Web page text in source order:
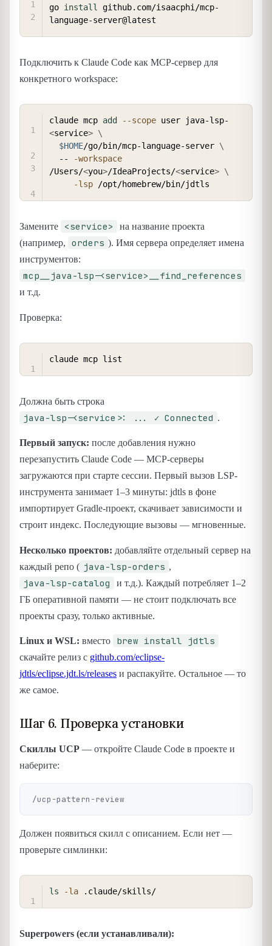
go install
github.com/isaacphi/mcp-
Подключить к Claude Code как MCP-сервер для
конкретного workspace:
claude mcp add --scope user java-lsp-
<service> \
$HOME/go/bin/mcp-language-server \
  --
-workspace
/Users/<you>/IdeaProjects/<service> \
-lsp
Замените <service>
на название проекта
(например,
orders ). Имя сервера определяет имена
инструментов:
mcp__java-lsp-<service>__find_references
и т.д.
Проверка:
Должна быть строка
java-lsp-<service>: ... ✓ Connected .
Первый запуск: после добавления нужно
перезапустить Claude Code — MCP-серверы
загружаются при старте сессии. Первый вызов LSP-
инструмента занимает 1–3 минуты: jdtls в фоне
импортирует Gradle-проект, скачивает зависимости и
строит индекс. Последующие вызовы — мгновенные.
Несколько проектов: добавляйте отдельный сервер на
каждый репо ( java-lsp-orders ,
java-lsp-catalog
и т.д.). Каждый потребляет 1–2
ГБ оперативной памяти — не стоит подключать все
проекты сразу, только активные.
Linux и WSL: вместо brew install jdtls
скачайте релиз с github.com/eclipse-
jdtls/eclipse.jdt.ls/releases и распакуйте. Остальное — то
же самое.
Шаг 6. Проверка установки
Скиллы UCP — откройте Claude Code в проекте и
наберите:
Должен появиться скилл с описанием. Если нет —
проверьте симлинки:
ls -la
Superpowers (если устанавливали):